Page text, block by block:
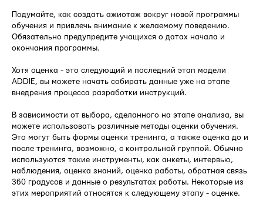
Подумайте, как создать ажиотаж вокруг новой программы
обучения и привлечь внимание к желаемому поведению.
Обязательно предупредите учащихся о датах начала и
окончания программы.
Хотя оценка - это следующий и последний этап модели
ADDIE, вы можете начать собирать данные уже на этапе
внедрения процесса разработки инструкций.
В зависимости от выбора, сделанного на этапе анализа, вы
можете использовать различные методы оценки обучения.
Это могут быть формы оценки тренинга, а также оценка до и
после тренинга, возможно, с контрольной группой. Обычно
используются такие инструменты, как анкеты, интервью,
наблюдения, оценка знаний, оценка работы, обратная связь
360 градусов и данные о результатах работы. Некоторые из
этих мероприятий относятся к следующему этапу - оценке.